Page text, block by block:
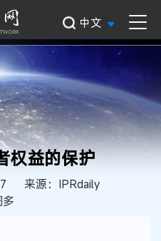
中文
权益的保护
来源：IPRdaily